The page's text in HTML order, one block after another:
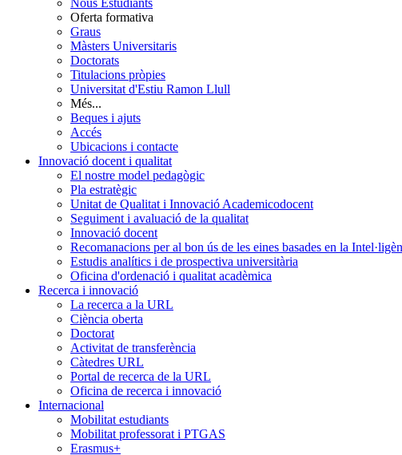
Oferta formativa
Graus
Màsters Universitaris
Doctorats
Titulacions pròpies
Universitat d'Estiu Ramon Llull
Més...
Beques i ajuts
Accés
Ubicacions i contacte
Innovació docent i qualitat
El nostre model pedagògic
Pla estratègic
Unitat de Qualitat i Innovació Academicodocent
Seguiment i avaluació de la qualitat
Innovació docent
Recomanacions per al bon ús de les eines basades en la
Estudis analítics i de prospectiva universitària
Oficina d'ordenació i qualitat acadèmica
Recerca i innovació
La recerca a la URL
Ciència oberta
Doctorat
Activitat de transferència
Càtedres URL
Portal de recerca de la URL
Oficina de recerca i innovació
Internacional
Mobilitat estudiants
Mobilitat professorat i PTGAS
Erasmus+